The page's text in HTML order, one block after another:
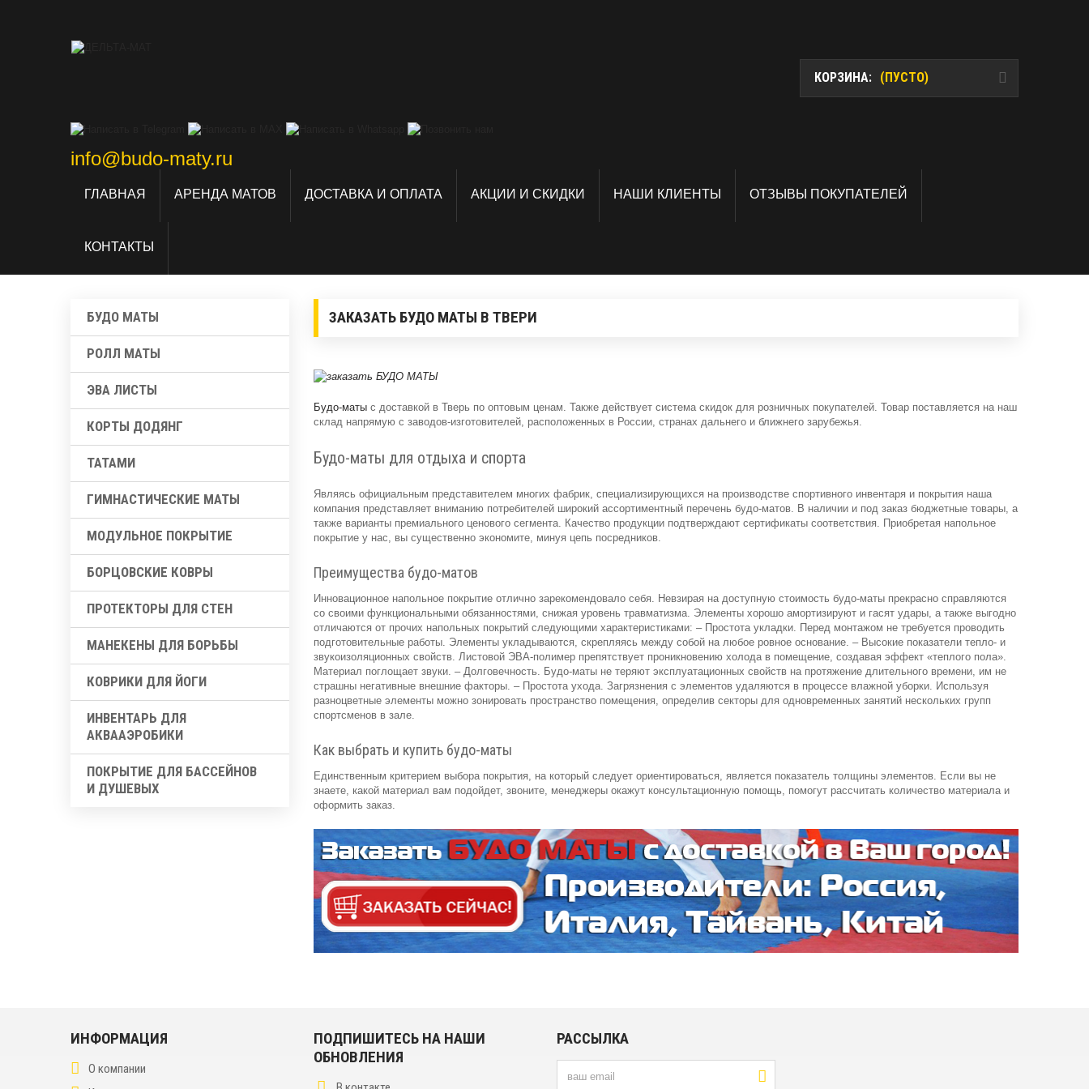
info@budo-maty.ru
ГЛАВНАЯ АРЕНДА МАТОВ ДОСТАВКА И ОПЛАТА АКЦИИ И СКИДКИ НАШИ КЛИЕНТЫ ОТЗЫВЫ ПОКУПАТЕЛЕЙ
КОНТАКТЫ
КОРЗИНА: (ПУСТО)
БУДО МАТЫ
РОЛЛ МАТЫ
ЭВА ЛИСТЫ
КОРТЫ ДОДЯНГ
ТАТАМИ
ГИМНАСТИЧЕСКИЕ МАТЫ
МОДУЛЬНОЕ ПОКРЫТИЕ
БОРЦОВСКИЕ КОВРЫ
ПРОТЕКТОРЫ ДЛЯ СТЕН
МАНЕКЕНЫ ДЛЯ БОРЬБЫ
КОВРИКИ ДЛЯ ЙОГИ
ИНВЕНТАРЬ ДЛЯ
АКВААЭРОБИКИ
ПОКРЫТИЕ ДЛЯ БАССЕЙНОВ
И ДУШЕВЫХ
ЗАКАЗАТЬ БУДО МАТЫ В ТВЕРИ
Будо-маты с доставкой в Тверь по оптовым ценам. Также действует система скидок для розничных покупателей. Товар поставляется на наш
склад напрямую с заводов-изготовителей, расположенных в России, странах дальнего и ближнего зарубежья.
Будо-маты для отдыха и спорта
Являясь официальным представителем многих фабрик, специализирующихся на производстве спортивного инвентаря и покрытия наша
компания представляет вниманию потребителей широкий ассортиментный перечень будо-матов. В наличии и под заказ бюджетные товары, а
также варианты премиального ценового сегмента. Качество продукции подтверждают сертификаты соответствия. Приобретая напольное
покрытие у нас, вы существенно экономите, минуя цепь посредников.
Преимущества будо-матов
Инновационное напольное покрытие отлично зарекомендовало себя. Невзирая на доступную стоимость будо-маты прекрасно справляются
со своими функциональными обязанностями, снижая уровень травматизма. Элементы хорошо амортизируют и гасят удары, а также выгодно
отличаются от прочих напольных покрытий следующими характеристиками: – Простота укладки. Перед монтажом не требуется проводить
подготовительные работы. Элементы укладываются, скрепляясь между собой на любое ровное основание. – Высокие показатели тепло- и
звукоизоляционных свойств. Листовой ЭВА-полимер препятствует проникновению холода в помещение, создавая эффект «теплого пола».
Материал поглощает звуки. – Долговечность. Будо-маты не теряют эксплуатационных свойств на протяжение длительного времени, им не
страшны негативные внешние факторы. – Простота ухода. Загрязнения с элементов удаляются в процессе влажной уборки. Используя
разноцветные элементы можно зонировать пространство помещения, определив секторы для одновременных занятий нескольких групп
спортсменов в зале.
Как выбрать и купить будо-маты
Единственным критерием выбора покрытия, на который следует ориентироваться, является показатель толщины элементов. Если вы не
знаете, какой материал вам подойдет, звоните, менеджеры окажут консультационную помощь, помогут рассчитать количество материала и
оформить заказ.
ИНФОРМАЦИЯ
О компании
ПОДПИШИТЕСЬ НА НАШИ
ОБНОВЛЕНИЯ
РАССЫЛКА